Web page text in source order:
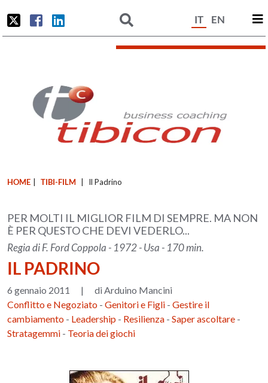
IT EN
HOME TIBI-FILM Il Padrino
PER MOLTI IL MIGLIOR FILM DI SEMPRE. MA NON
È PER QUESTO CHE DEVI VEDERLO...
Regia di F. Ford Coppola - 1972 - Usa - 170 min.
IL PADRINO
6 gennaio 2011 |
di Arduino Mancini
Conflitto e Negoziato -Genitori e Figli -Gestire il
cambiamento - Leadership - Resilienza -Saper ascoltare -
Stratagemmi - Teoria dei giochi